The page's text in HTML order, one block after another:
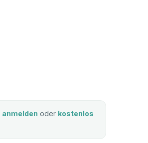
anmelden oder kostenlos